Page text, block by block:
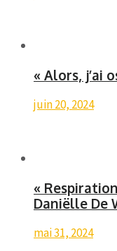
« Alors, j’ai
juin 20, 2024
«
Daniëlle De
mai 31, 2024